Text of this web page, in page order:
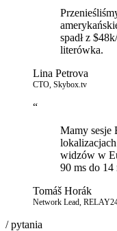
spadł z
literówka.
Lina Petrova
CTO, Skybox.tv
“
Mamy sesje
widzów w
90 ms do 14
Tomáš Horák
Network Lead,
/ pytania